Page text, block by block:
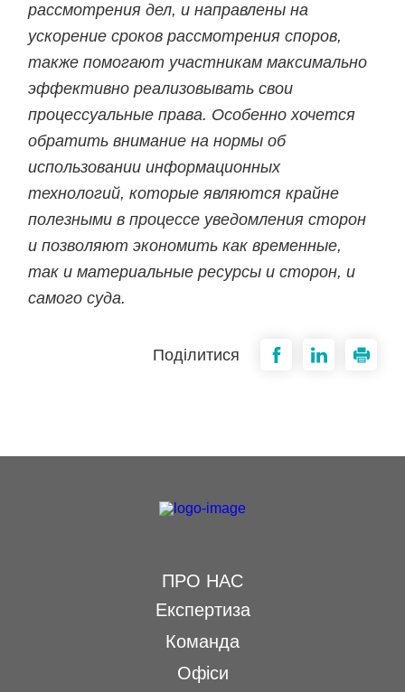
рассмотрения дел, и направлены на
ускорение сроков рассмотрения споров,
также помогают участникам максимально
эффективно реализовывать свои
процессуальные права. Особенно хочется
обратить внимание на нормы об
использовании информационных
технологий, которые являются крайне
полезными в процессе уведомления сторон
и позволяют экономить как временные,
так и материальные ресурсы и сторон, и
самого суда.
Поділитися
ПРО НАС
Експертиза
Команда
Офіси